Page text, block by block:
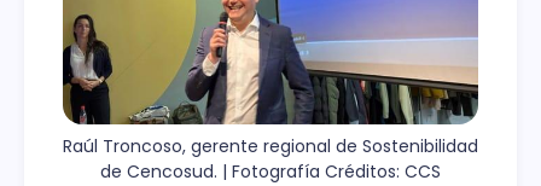
Raúl Troncoso, gerente regional de Sostenibilidad
de Cencosud. | Fotografía Créditos: CCS